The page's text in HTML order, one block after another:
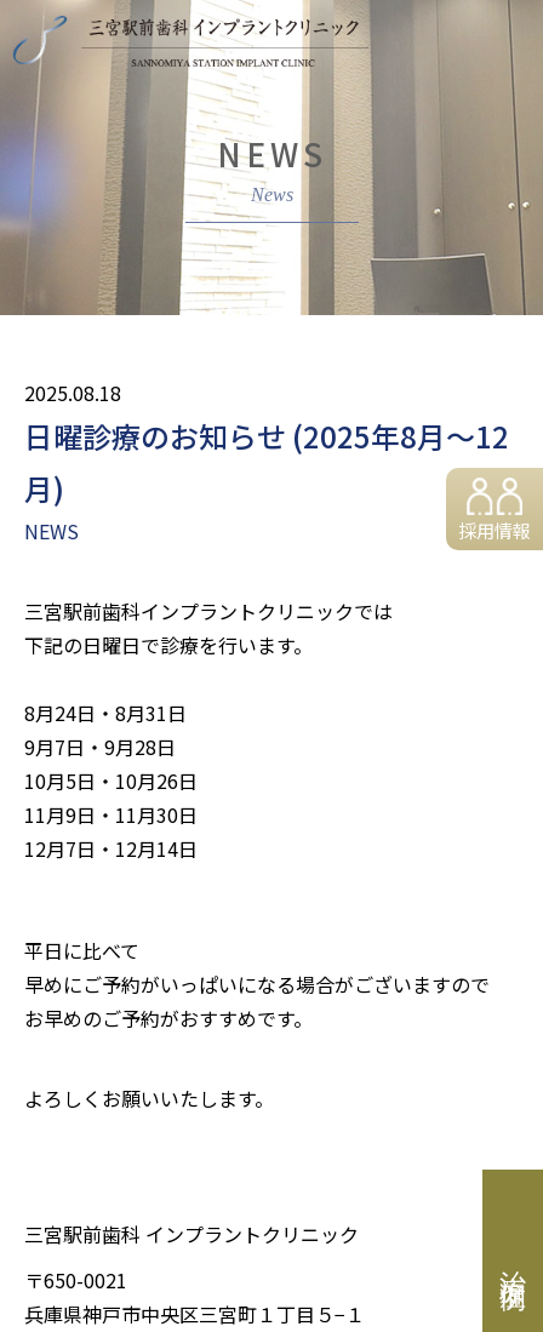
採用情報
NEWS
2025.08.18
日曜診療のお知らせ (2025年8月～12
月)
NEWS
三宮駅前歯科インプラントクリニックでは
下記の日曜日で診療を行います。
8月24日・8月31日
9月7日・9月28日
10月5日・10月26日
11月9日・11月30日
12月7日・12月14日
平日に比べて
早めにご予約がいっぱいになる場合がございますので
お早めのご予約がおすすめです。
よろしくお願いいたします。
三宮駅前歯科 インプラントクリニック
〒650-0021
兵庫県神戸市中央区三宮町１丁目５−１